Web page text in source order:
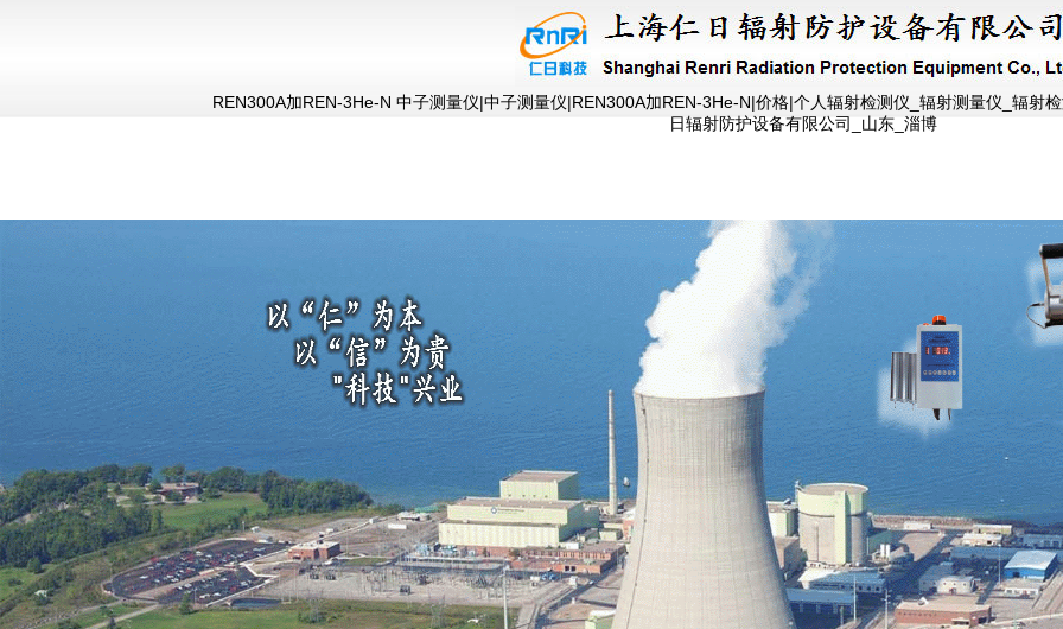
REN300A加REN-3He-N 中子测量仪|中子测量仪|REN300A加REN-3He-N|价格|个人辐射检测仪_辐射测量仪_辐射
日辐射防护设备有限公司_山东_淄博